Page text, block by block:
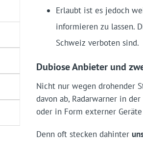
Erlaubt ist es jedoch
informieren zu lassen.
Schweiz verboten sind.
Dubiose Anbieter und
Nicht nur wegen drohender
davon ab, Radarwarner in
oder in Form externer
Denn oft stecken dahinter